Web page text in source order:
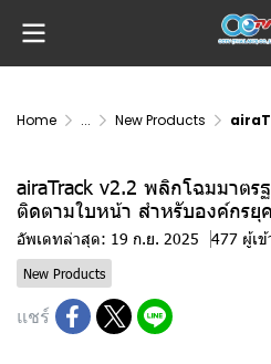
Home ... New Products airaTrack
airaTrack v2.2 พลิกโฉมมาตร
ติดตามใบหน้า สำหรับองค์กรยุ
อัพเดทล่าสุด: 19 ก.ย. 2025 477 ผู้เ
New Products
แชร์